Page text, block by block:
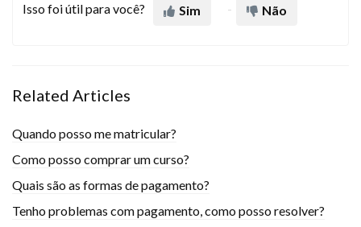
Isso foi útil para você? Sim Não
Related Articles
Quando posso me matricular?
Como posso comprar um curso?
Quais são as formas de pagamento?
Tenho problemas com pagamento, como posso resolver?